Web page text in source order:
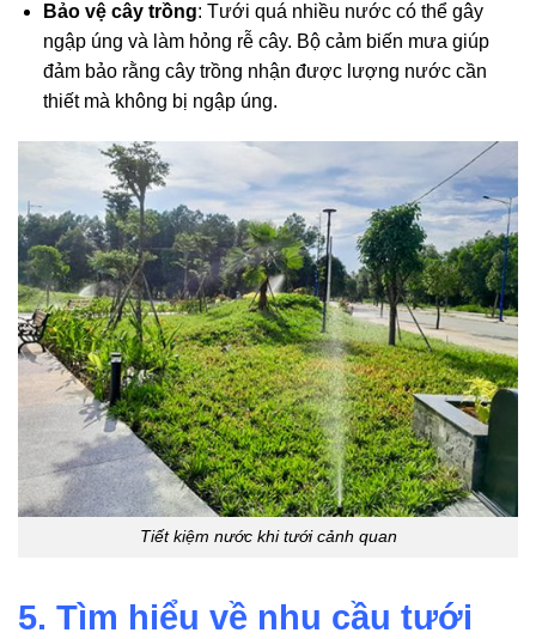
Bảo vệ cây trồng: Tưới quá nhiều nước có thể gây
ngập úng và làm hỏng rễ cây. Bộ cảm biến mưa giúp
đảm bảo rằng cây trồng nhận được lượng nước cần
thiết mà không bị ngập úng.
Tiết kiệm nước khi tưới cảnh quan
5. Tìm hiểu về nhu cầu tưới